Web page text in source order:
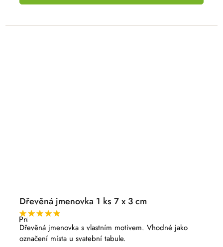
Dřevěná jmenovka 1 ks 7 x 3 cm
Průměrné
hodnocení
produktu
je
Dřevěná jmenovka s vlastním motivem. Vhodné jako
označení místa u svatební tabule.